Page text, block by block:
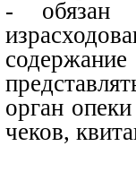
- обязан
орган
чеков,